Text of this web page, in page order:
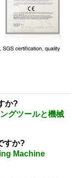
か?
グツールと機械
すか?
Machine